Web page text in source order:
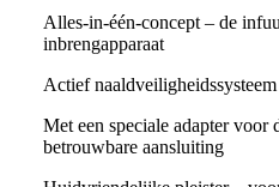
Alles-in-één-concept – de
inbrengapparaat
Actief
Met een speciale adapter voor
betrouwbare aansluiting